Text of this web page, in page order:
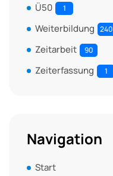
Ü50 1
Weiterbildung 240
Zeitarbeit 90
Zeiterfassung 1
Navigation
Start